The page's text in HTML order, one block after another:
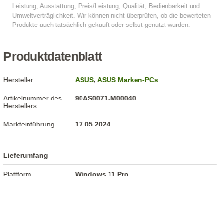
Produktdatenblatt
Hersteller ASUS,ASUS Marken-PCs
Artikelnummer des
Herstellers
90AS0071-M00040
Markteinführung 17.05.2024
Lieferumfang
Plattform Windows 11 Pro